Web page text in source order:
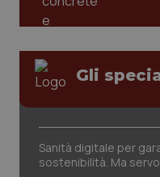
Gli
Sanità digitale per
sostenibilità. Ma
session-id
_ga